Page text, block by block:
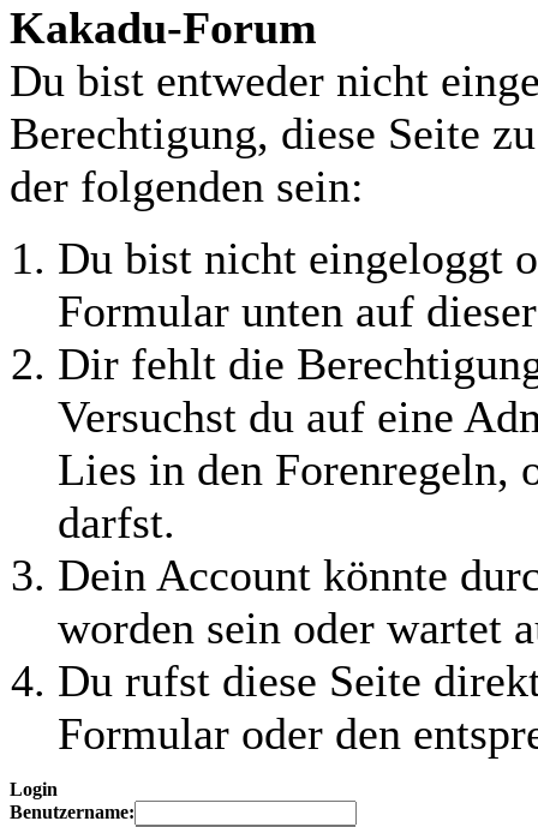
Kakadu-Forum
Du bist entweder nicht
Berechtigung, diese Seite
der folgenden sein:
Du bist nicht eingeloggt
Formular unten auf
Dir fehlt die
Versuchst du auf eine
Lies in den Forenregeln,
darfst.
Dein Account könnte
worden sein oder wartet
Du rufst diese Seite
Formular oder den
Login
Benutzername: